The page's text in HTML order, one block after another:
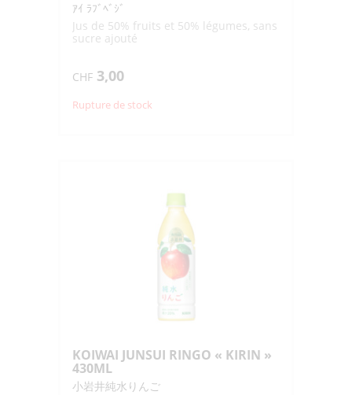
ｱｲ ﾗﾌﾞﾍﾞｼﾞ
Jus de 50% fruits et 50% légumes, sans
sucre ajouté
CHF 3,00
Rupture de stock
KOIWAI JUNSUI RINGO « KIRIN »
430ML
小岩井純水りんご